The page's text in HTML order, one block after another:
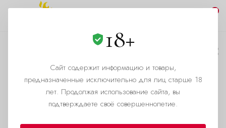
18+
Сайт содержит информацию и товары,
предназначенные исключительно для лиц старше 18
лет. Продолжая использование сайта, вы
подтверждаете своё совершеннолетие.
У Вас есть QR-код?
А у нас есть!
Главная страница Новости
Для оплаты счетов , мы